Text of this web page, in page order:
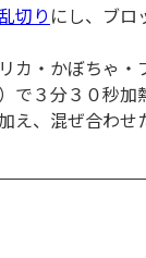
切り にし、ブロ
カ・かぼちゃ
で３分３０秒加
え、混ぜ合わせ